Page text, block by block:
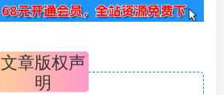
文章版权声
明